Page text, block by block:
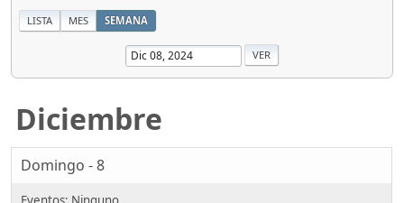
LISTA MES SEMANA
Diciembre
Domingo - 8